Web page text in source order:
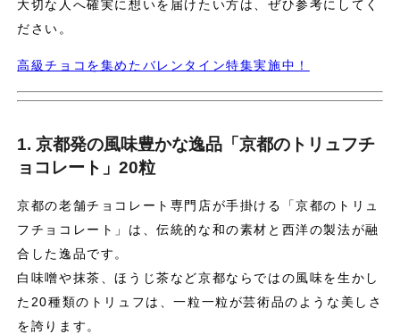
大切な人へ確実に想いを届けたい方は、ぜひ参考にしてく
ださい。
高級チョコを集めたバレンタイン特集実施中！
1. 京都発の風味豊かな逸品「京都のトリュフチ
ョコレート」20粒
京都の老舗チョコレート専門店が手掛ける「京都のトリュ
フチョコレート」は、伝統的な和の素材と西洋の製法が融
合した逸品です。
白味噌や抹茶、ほうじ茶など京都ならではの風味を生かし
た20種類のトリュフは、一粒一粒が芸術品のような美しさ
を誇ります。